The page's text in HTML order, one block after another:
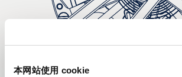
本网站使用 cookie